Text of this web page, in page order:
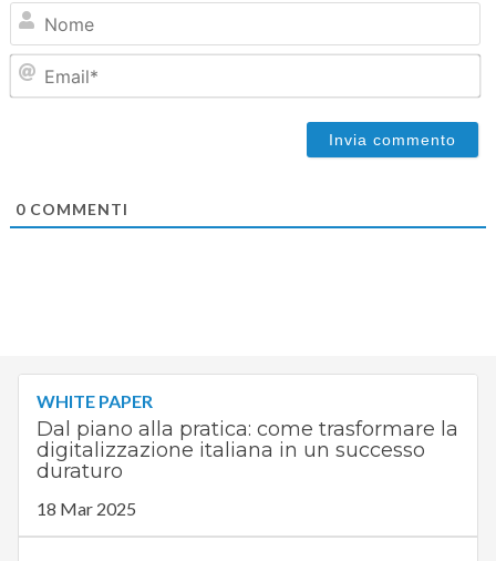
0COMMENTI
WHITE PAPER
Dal piano alla pratica: come trasformare la
digitalizzazione italiana in un successo
duraturo
18 Mar 2025